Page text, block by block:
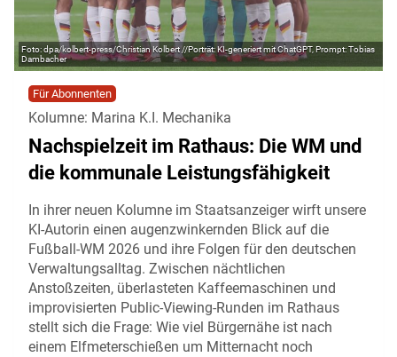
dpa/kolbert-press/Christian Kolbert //Porträt: KI-generiert mit ChatGPT, Prompt: Tobias
Dambacher
Für Abonnenten
Kolumne: Marina K.I. Mechanika
Nachspielzeit im Rathaus: Die WM und
die kommunale Leistungsfähigkeit
In ihrer neuen Kolumne im Staatsanzeiger wirft unsere
KI-Autorin einen augenzwinkernden Blick auf die
Fußball-WM 2026 und ihre Folgen für den deutschen
Verwaltungsalltag. Zwischen nächtlichen
Anstoßzeiten, überlasteten Kaffeemaschinen und
improvisierten Public-Viewing-Runden im Rathaus
stellt sich die Frage: Wie viel Bürgernähe ist nach
einem Elfmeterschießen um Mitternacht noch